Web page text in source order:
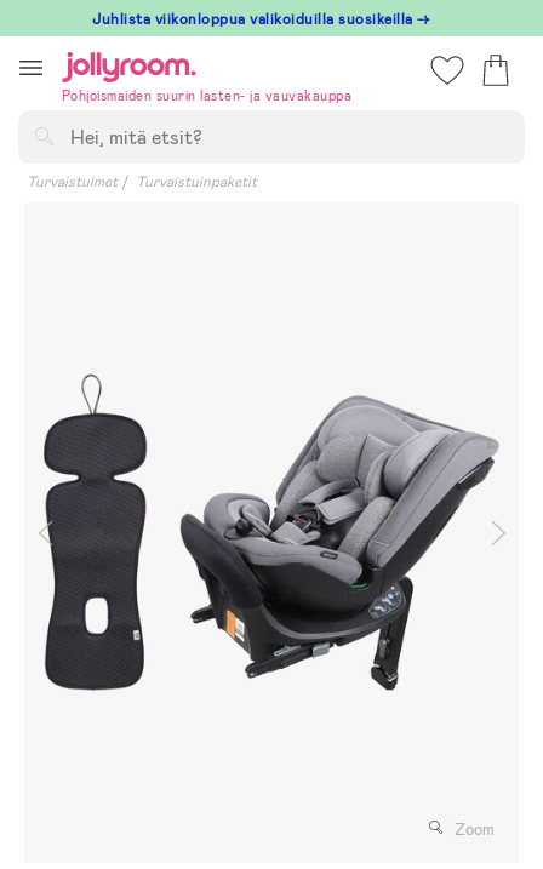
till
innehållet
Juhlista viikonloppua valikoiduilla suosikeilla →
Pohjoismaiden suurin lasten- ja vauvakauppa
Turvaistuimet Turvaistuinpaketit
Zoom